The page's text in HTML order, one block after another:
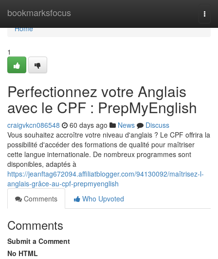
bookmarksfocus
Home
Home
1
Perfectionnez votre Anglais
avec le CPF : PrepMyEnglish
craigvkcn086548 60 days ago News
Discuss
Vous souhaitez accroître votre niveau d'anglais ? Le CPF offrira la
possibilité d'accéder des formations de qualité pour maîtriser
cette langue internationale. De nombreux programmes sont
disponibles, adaptés à
https://jeanftag672094.affiliatblogger.com/94130092/maîtrisez-l-
anglais-grâce-au-cpf-prepmyenglish
Comments
Who Upvoted
Comments
Submit a Comment
No HTML